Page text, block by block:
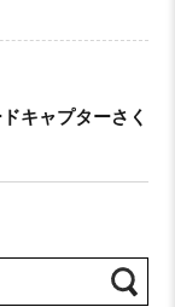
キャプターさく